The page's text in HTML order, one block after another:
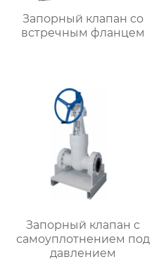
Запорный клапан со
встречным фланцем
Запорный клапан с
самоуплотнением под
давлением